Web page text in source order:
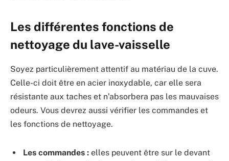
Les différentes fonctions de
nettoyage du lave-vaisselle
Soyez particulièrement attentif au matériau de la cuve.
Celle-ci doit être en acier inoxydable, car elle sera
résistante aux taches et n’absorbera pas les mauvaises
odeurs. Vous devrez aussi vérifier les commandes et
les fonctions de nettoyage.
Les commandes : elles peuvent être sur le devant